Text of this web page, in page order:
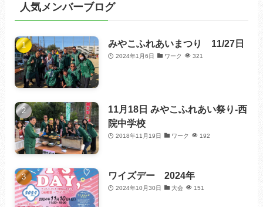
人気メンバーブログ
みやこふれあいまつり 11/27日
2024年1月6日 ワーク 321
11月18日 みやこふれあい祭り-西
院中学校
2018年11月19日 ワーク 192
ワイズデー 2024年
2024年10月30日 大会 151